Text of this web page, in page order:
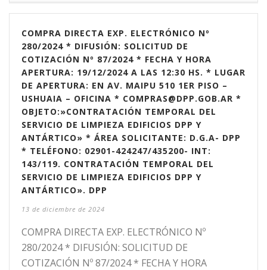
COMPRA DIRECTA EXP. ELECTRÓNICO Nº
280/2024 * DIFUSIÓN: SOLICITUD DE
COTIZACIÓN Nº 87/2024 * FECHA Y HORA
APERTURA: 19/12/2024 A LAS 12:30 HS. * LUGAR
DE APERTURA: EN AV. MAIPU 510 1ER PISO –
USHUAIA – OFICINA * COMPRAS@DPP.GOB.AR *
OBJETO:»CONTRATACIÓN TEMPORAL DEL
SERVICIO DE LIMPIEZA EDIFICIOS DPP Y
ANTÁRTICO» * ÁREA SOLICITANTE: D.G.A- DPP
* TELÉFONO: 02901-424247/435200- INT:
143/119. CONTRATACIÓN TEMPORAL DEL
SERVICIO DE LIMPIEZA EDIFICIOS DPP Y
ANTÁRTICO». DPP
13 de diciembre de 2024
COMPRA DIRECTA EXP. ELECTRÓNICO Nº
280/2024 * DIFUSIÓN: SOLICITUD DE
COTIZACIÓN Nº 87/2024 * FECHA Y HORA